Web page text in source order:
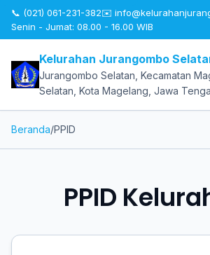
📞 (021) 061-231-382✉️
Senin - Jumat: 08.00 - 16.00 WIB
Kelurahan Jurangombo
Jurangombo Selatan, Kecamatan
Selatan, Kota Magelang, Jawa
Beranda/PPID
PPID